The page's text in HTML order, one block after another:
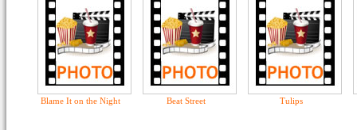
Blame It on the Night Beat Street Tulips